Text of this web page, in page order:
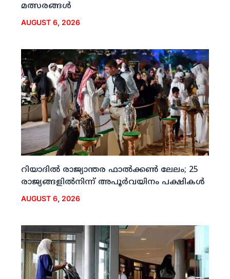
മത്സരങ്ങള്‍
AUGUST 6, 2026
റിയാദില്‍ രാജ്യാന്തര ഫാല്‍ക്കണ്‍ ലേലം; 25
രാജ്യങ്ങളില്‍നിന്ന് അപൂര്‍വയിനം പക്ഷികള്‍
AUGUST 6, 2026